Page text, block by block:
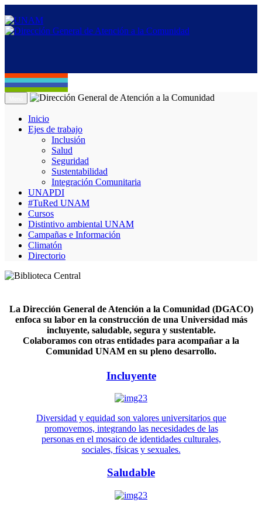
Inicio
Ejes de trabajo
Inclusión
Salud
Seguridad
Sustentabilidad
Integración Comunitaria
UNAPDI
#TuRed UNAM
Cursos
Distintivo ambiental UNAM
Campañas e Información
Climatón
Directorio
La Dirección General de Atención a la Comunidad (DGACO)
enfoca su labor en la construcción de una Universidad más
incluyente, saludable, segura y sustentable.
Colaboramos con otras entidades para acompañar a la
Comunidad UNAM en su pleno desarrollo.
Incluyente
Diversidad y equidad son valores universitarios que
promovemos, integrando las necesidades de las
personas en el mosaico de identidades culturales,
sociales, físicas y sexuales.
Saludable